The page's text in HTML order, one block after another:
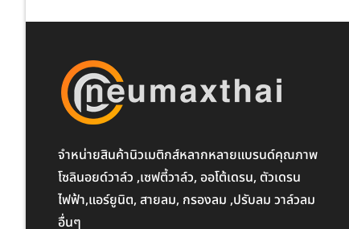
จำหน่ายสินค้านิวเมติกส์หลากหลายแบรนด์คุณภาพ
โซลินอยด์วาล์ว ,เซฟตี้วาล์ว, ออโต้เดรน, ตัวเดรน
ไฟฟ้า,แอร์ยูนิต, สายลม, กรองลม ,ปรับลม วาล์วลม
อื่นๆ